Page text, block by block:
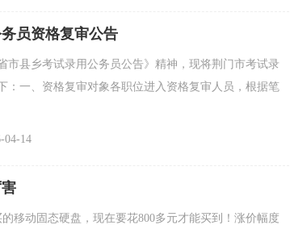
员资格复审公告
市县乡考试录用公务员公告》精神，现将荆门市考试录
：一、资格复审对象各职位进入资格复审人员，根据笔
04-14
移动固态硬盘，现在要花800多元才能买到！涨价幅度